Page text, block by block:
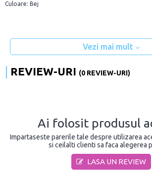
Culoare: Bej
Vezi mai mult
REVIEW-URI (0 REVIEW-URI)
Ai folosit produsul
Impartaseste parerile tale despre utilizarea
si ceilalti clienti sa faca alegerea
LASA UN REVIEW